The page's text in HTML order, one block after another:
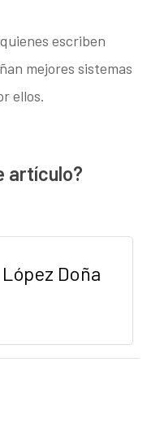
escriben
mejores sistemas
ellos.
artículo?
Doña